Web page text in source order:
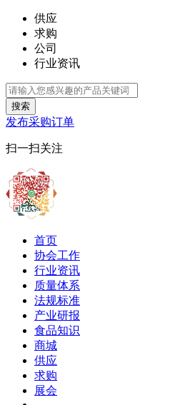
供应
求购
公司
行业资讯
搜索
发布采购订单
扫一扫关注
首页
协会工作
行业资讯
质量体系
法规标准
产业研报
食品知识
商城
供应
求购
展会